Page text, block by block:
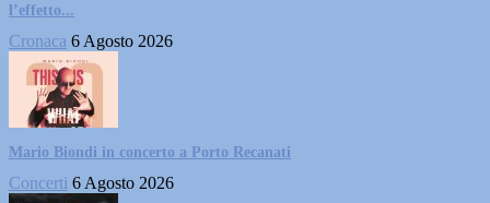
l’effetto...
Cronaca 6 Agosto 2026
Mario Biondi in concerto a Porto Recanati
Concerti 6 Agosto 2026